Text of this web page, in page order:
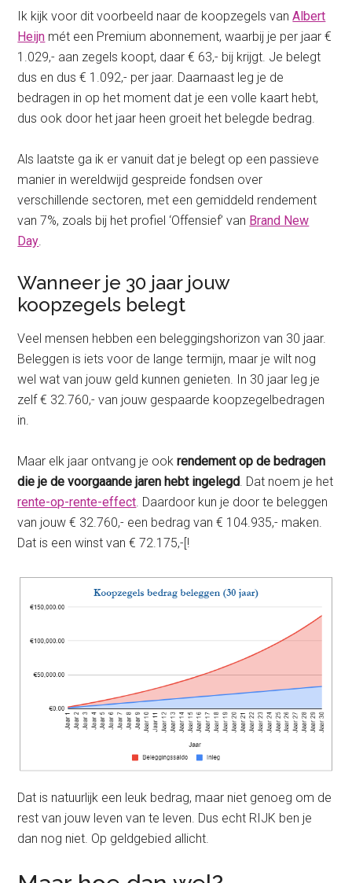
Ik kijk voor dit voorbeeld naar de koopzegels vanAlbert
Heijn mét een Premium abonnement, waarbij je per jaar €
1.029,- aan zegels koopt, daar € 63,- bij krijgt. Je belegt
dus en dus € 1.092,- per jaar. Daarnaast leg je de
bedragen in op het moment dat je een volle kaart hebt,
dus ook door het jaar heen groeit het belegde bedrag.
Als laatste ga ik er vanuit dat je belegt op een passieve
manier in wereldwijd gespreide fondsen over
verschillende sectoren, met een gemiddeld rendement
van 7%, zoals bij het profiel ‘Offensief’ van Brand New
Day.
Wanneer je 30 jaar jouw
koopzegels belegt
Veel mensen hebben een beleggingshorizon van 30 jaar.
Beleggen is iets voor de lange termijn, maar je wilt nog
wel wat van jouw geld kunnen genieten. In 30 jaar leg je
zelf € 32.760,- van jouw gespaarde koopzegelbedragen
in.
Maar elk jaar ontvang je ookrendement op de bedragen
die je de voorgaande jaren hebt ingelegd. Dat noem je het
rente-op-rente-effect. Daardoor kun je door te beleggen
van jouw € 32.760,- een bedrag van € 104.935,- maken.
Dat is een winst van € 72.175,-[!
Dat is natuurlijk een leuk bedrag, maar niet genoeg om de
rest van jouw leven van te leven. Dus echt RIJK ben je
dan nog niet. Op geldgebied allicht.